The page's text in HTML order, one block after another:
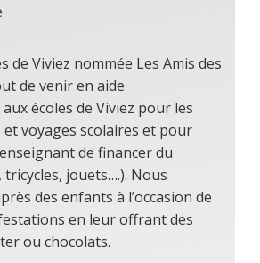
de Viviez nommée Les Amis des
de venir en aide
écoles de Viviez pour les
voyages scolaires et pour
de financer du
jouets….). Nous
des enfants à l’occasion de
en leur offrant des
ou chocolats.